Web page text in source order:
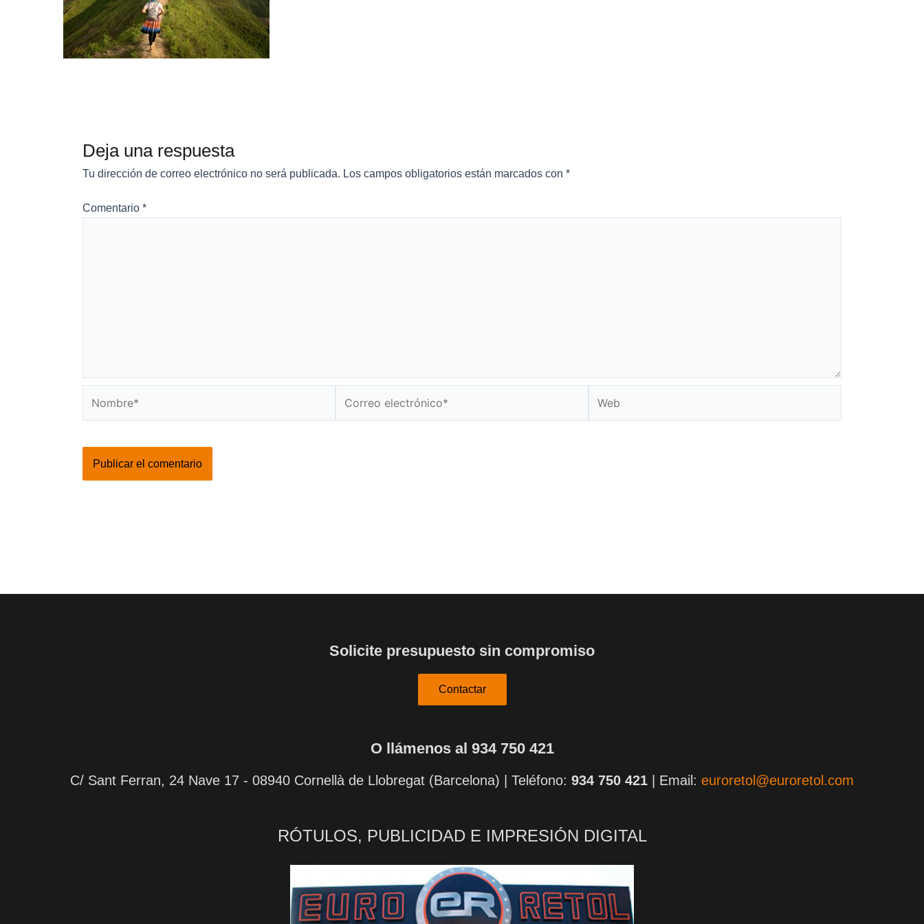
Deja una respuesta
Tu dirección de correo electrónico no será publicada. Los campos obligatorios están marcados con *
Comentario *
electrónico*
Solicite presupuesto sin compromiso
Contactar
O llámenos al 934 750 421
C/ Sant Ferran, 24 Nave 17 - 08940 Cornellà de Llobregat (Barcelona) | Teléfono: 934 750 421 | Email: euroretol@euroretol.com
RÓTULOS, PUBLICIDAD E IMPRESIÓN DIGITAL